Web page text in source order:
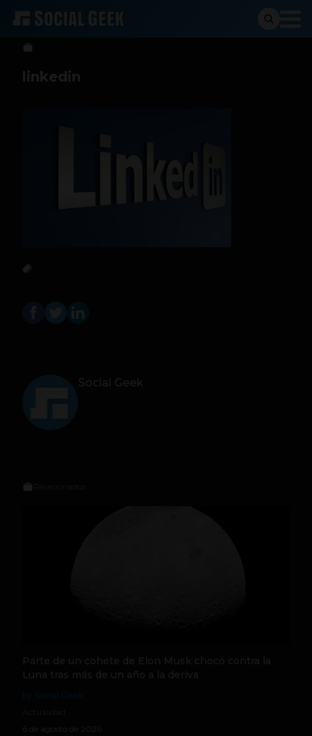
Social Geek 13 de febrero de 2013
linkedin
Social Geek
Parte de un cohete de Elon Musk chocó contra la
Luna tras más de un año a la deriva
6 de agosto de 2026